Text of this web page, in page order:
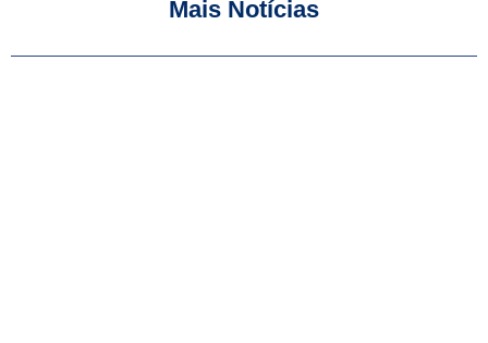
Mais Notícias